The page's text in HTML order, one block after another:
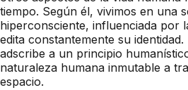
tiempo. Según él, vivimos en una
hiperconsciente, influenciada por
edita constantemente su
adscribe a un principio
naturaleza humana inmutable a
espacio.